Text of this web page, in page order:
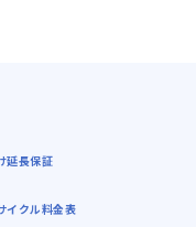
延長保証
イクル料金表